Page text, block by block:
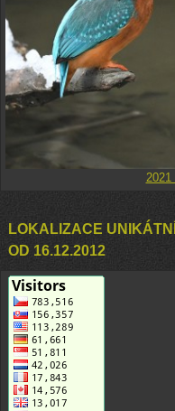
LOKALIZACE
OD 16.12.2012